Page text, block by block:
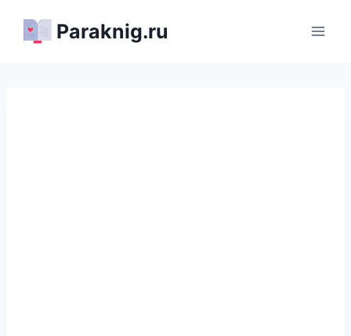
Paraknig.ru